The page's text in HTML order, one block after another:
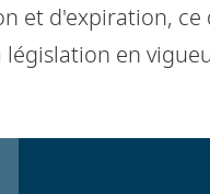
et d'expiration, ce
en